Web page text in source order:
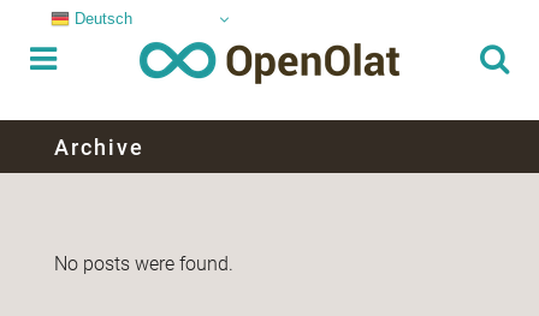
Archive
No posts were found.
Deutsch